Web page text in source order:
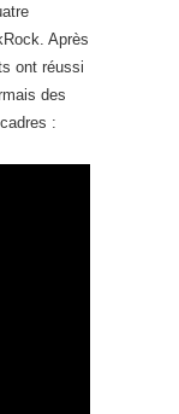
Après
ont réussi
des
: